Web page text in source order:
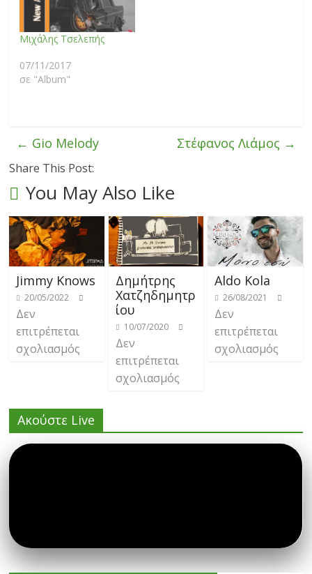
Μιχάλης Τσελεπής
07/11/2017
σε "Album"
← Gio Melody Στέφανος Λιάμος →
Share This Post:
You May Also Like
Jimmy Knows
20/05/2022
Δεν
επιτρέπεται
σχολιασμός
Δημήτρης
Χατζηδημητρ
ίου
10/07/2020
Δεν
επιτρέπεται
σχολιασμός
Aldo Kola
26/08/2021
Δεν
επιτρέπεται
σχολιασμός
Ακούστε Live